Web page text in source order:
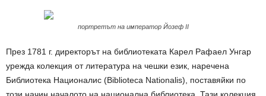
портретът на император Йозеф II
През 1781 г. директорът на библиотеката Карел Рафаел Унгар
урежда колекция от литература на чешки език, наречена
Библиотека Националис (Biblioteca Nationalis), поставяйки по